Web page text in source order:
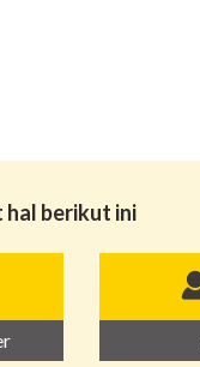
hal berikut ini